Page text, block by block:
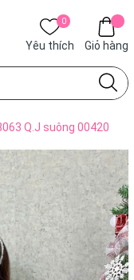
0
Yêu thích Giỏ hàng
Q.J suông 00420